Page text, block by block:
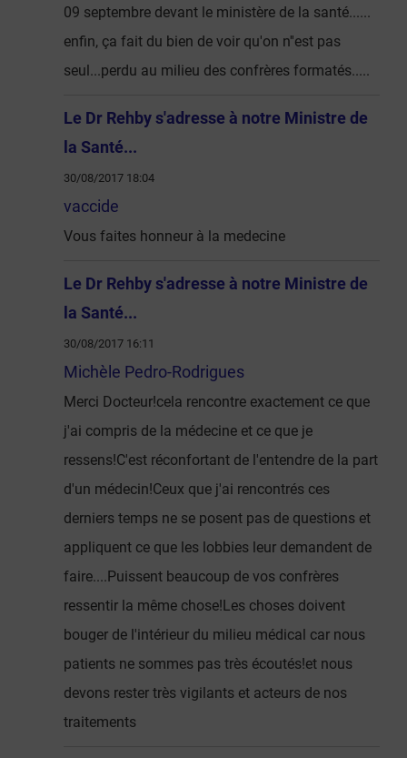
09 septembre devant le ministère de la santé......
enfin, ça fait du bien de voir qu'on n''est pas
seul...perdu au milieu des confrères formatés.....
Le Dr Rehby s'adresse à notre Ministre de
la Santé...
30/08/2017 18:04
vaccide
Vous faites honneur à la medecine
Le Dr Rehby s'adresse à notre Ministre de
la Santé...
30/08/2017 16:11
Michèle Pedro-Rodrigues
Merci Docteur!cela rencontre exactement ce que
j'ai compris de la médecine et ce que je
ressens!C'est réconfortant de l'entendre de la part
d'un médecin!Ceux que j'ai rencontrés ces
derniers temps ne se posent pas de questions et
appliquent ce que les lobbies leur demandent de
faire....Puissent beaucoup de vos confrères
ressentir la même chose!Les choses doivent
bouger de l'intérieur du milieu médical car nous
patients ne sommes pas très écoutés!et nous
devons rester très vigilants et acteurs de nos
traitements